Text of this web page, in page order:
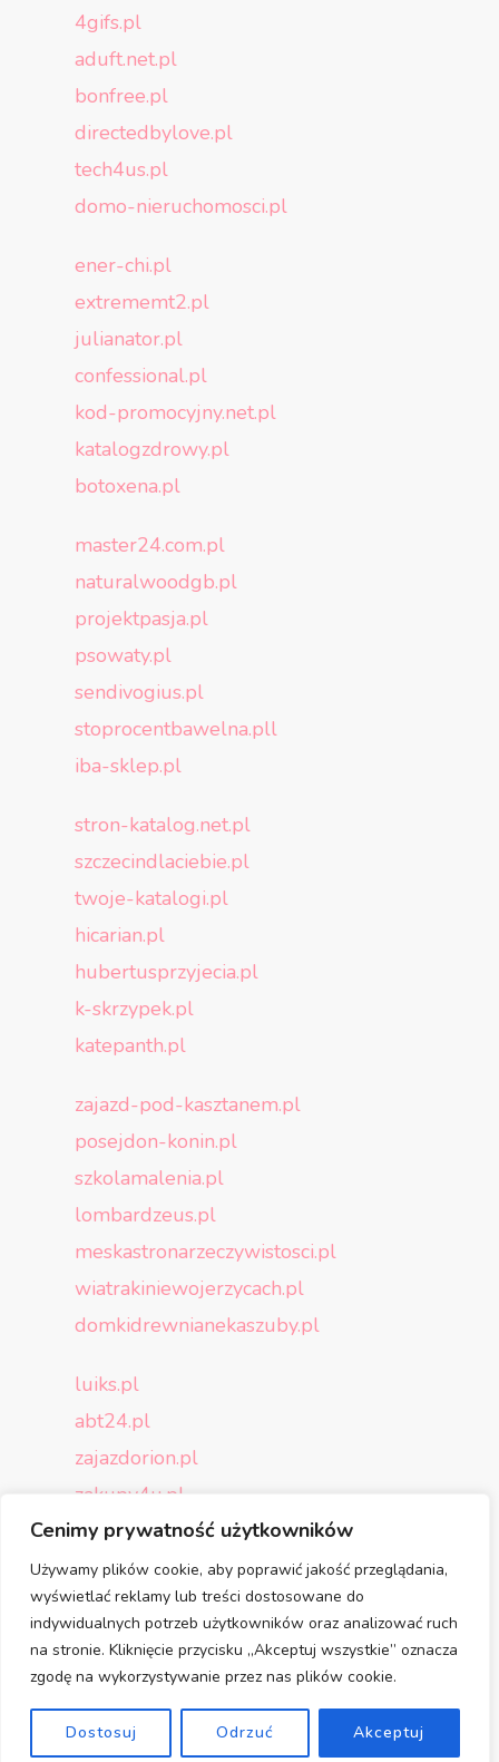
Cenimy prywatność użytkowników
Używamy plików cookie, aby poprawić jakość przeglądania,
wyświetlać reklamy lub treści dostosowane do
indywidualnych potrzeb użytkowników oraz analizować ruch
na stronie. Kliknięcie przycisku „Akceptuj wszystkie” oznacza
zgodę na wykorzystywanie przez nas plików cookie.
Dostosuj Odrzuć Akceptuj
4gifs.pl
aduft.net.pl
bonfree.pl
directedbylove.pl
tech4us.pl
domo-nieruchomosci.pl
ener-chi.pl
extrememt2.pl
julianator.pl
confessional.pl
kod-promocyjny.net.pl
katalogzdrowy.pl
botoxena.pl
master24.com.pl
naturalwoodgb.pl
projektpasja.pl
psowaty.pl
sendivogius.pl
stoprocentbawelna.pll
iba-sklep.pl
stron-katalog.net.pl
szczecindlaciebie.pl
twoje-katalogi.pl
hicarian.pl
hubertusprzyjecia.pl
k-skrzypek.pl
katepanth.pl
zajazd-pod-kasztanem.pl
posejdon-konin.pl
szkolamalenia.pl
lombardzeus.pl
meskastronarzeczywistosci.pl
wiatrakiniewojerzycach.pl
domkidrewnianekaszuby.pl
luiks.pl
abt24.pl
zajazdorion.pl
zakupy4u.pl
p4-play.pl
zaproszenia-dejavu.pl
aloespolska.pl
cantonensis.pl
plus-tuning.pl